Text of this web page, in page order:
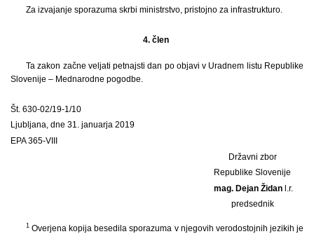
Za izvajanje sporazuma skrbi ministrstvo, pristojno za infrastrukturo.
4. člen
Ta zakon začne veljati petnajsti dan po objavi v Uradnem listu Republike
Slovenije – Mednarodne pogodbe.
Št. 630-02/19-1/10
Ljubljana, dne 31. januarja 2019
EPA 365-VIII
Državni zbor
Republike Slovenije
mag. Dejan Židan l.r.
predsednik
1Overjena kopija besedila sporazuma v njegovih verodostojnih jezikih je